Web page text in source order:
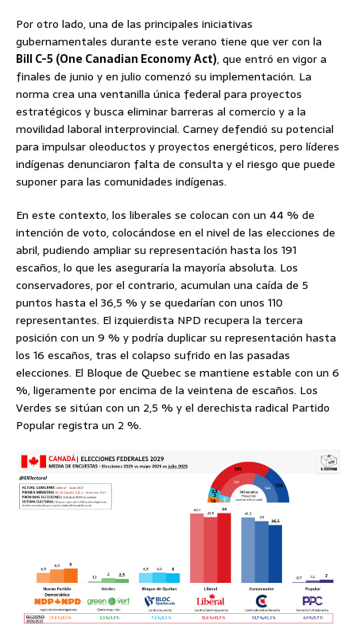
Por otro lado, una de las principales iniciativas
gubernamentales durante este verano tiene que ver con la
Bill C-5 (One Canadian Economy Act), que entró en vigor a
finales de junio y en julio comenzó su implementación. La
norma crea una ventanilla única federal para proyectos
estratégicos y busca eliminar barreras al comercio y a la
movilidad laboral interprovincial. Carney defendió su potencial
para impulsar oleoductos y proyectos energéticos, pero líderes
indígenas denunciaron falta de consulta y el riesgo que puede
suponer para las comunidades indígenas.
En este contexto, los liberales se colocan con un 44 % de
intención de voto, colocándose en el nivel de las elecciones de
abril, pudiendo ampliar su representación hasta los 191
escaños, lo que les aseguraría la mayoría absoluta. Los
conservadores, por el contrario, acumulan una caída de 5
puntos hasta el 36,5 % y se quedarían con unos 110
representantes. El izquierdista NPD recupera la tercera
posición con un 9 % y podría duplicar su representación hasta
los 16 escaños, tras el colapso sufrido en las pasadas
elecciones. El Bloque de Quebec se mantiene estable con un 6
%, ligeramente por encima de la veintena de escaños. Los
Verdes se sitúan con un 2,5 % y el derechista radical Partido
Popular registra un 2 %.